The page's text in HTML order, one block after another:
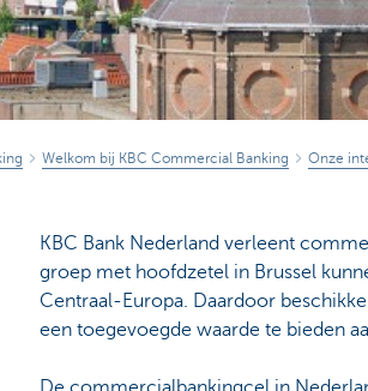
Welkom bij KBC Commercial Banking Onze
KBC Bank Nederland verleent
groep met hoofdzetel in Brussel
Centraal-Europa. Daardoor
een toegevoegde waarde te bieden